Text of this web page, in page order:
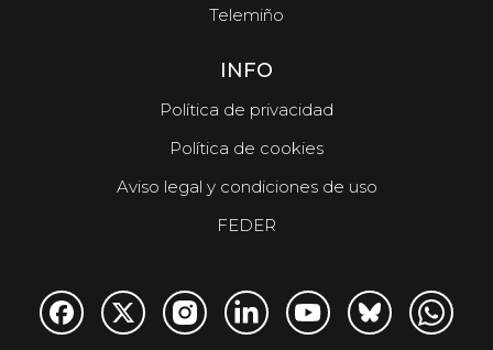
Telemiño
INFO
Política de privacidad
Política de cookies
Aviso legal y condiciones de uso
FEDER